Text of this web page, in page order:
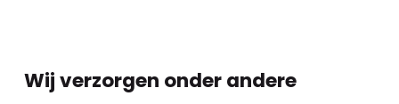
Wij verzorgen onder andere